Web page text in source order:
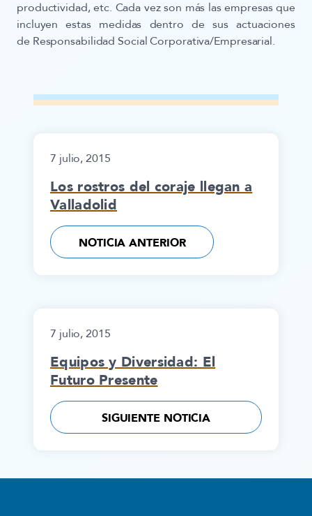
productividad, etc. Cada vez son más las empresas que
incluyen estas medidas dentro de sus actuaciones
de Responsabilidad Social Corporativa/Empresarial.
7 julio, 2015
Los rostros del coraje llegan a
Valladolid
NOTICIA ANTERIOR
7 julio, 2015
Equipos y Diversidad: El
Futuro Presente
SIGUIENTE NOTICIA